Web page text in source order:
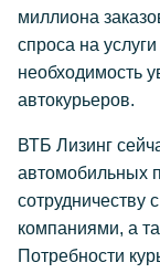
миллиона
спроса на
необходимость
автокурьеров.
ВТБ Лизинг
автомобильных
сотрудничеству
компаниями, а
Потребности